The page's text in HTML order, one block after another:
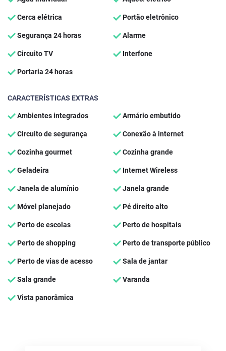
Cerca elétrica Portão eletrônico
Segurança 24 horas Alarme
Circuito TV Interfone
Portaria 24 horas
CARACTERÍSTICAS EXTRAS
Ambientes integrados Armário embutido
Circuito de segurança Conexão à internet
Cozinha gourmet Cozinha grande
Geladeira Internet Wireless
Janela de alumínio Janela grande
Móvel planejado Pé direito alto
Perto de escolas Perto de hospitais
Perto de shopping Perto de transporte público
Perto de vias de acesso Sala de jantar
Sala grande Varanda
Vista panorâmica